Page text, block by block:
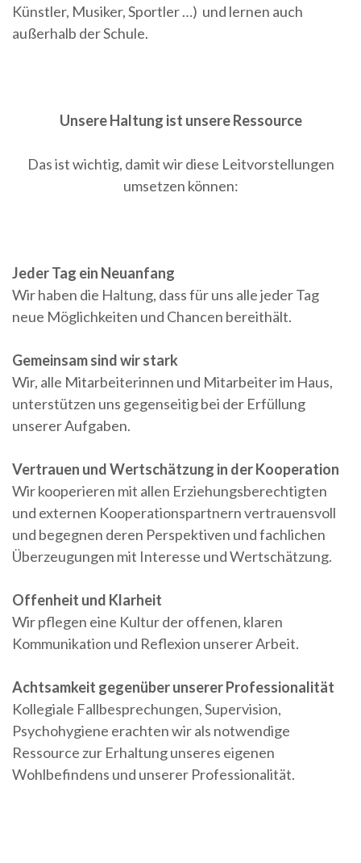
Künstler, Musiker, Sportler …) und lernen auch
außerhalb der Schule.
Unsere Haltung ist unsere Ressource
Das ist wichtig, damit wir diese Leitvorstellungen
umsetzen können:
Jeder Tag ein Neuanfang
Wir haben die Haltung, dass für uns alle jeder Tag
neue Möglichkeiten und Chancen bereithält.
Gemeinsam sind wir stark
Wir, alle Mitarbeiterinnen und Mitarbeiter im Haus,
unterstützen uns gegenseitig bei der Erfüllung
unserer Aufgaben.
Vertrauen und Wertschätzung in der Kooperation
Wir kooperieren mit allen Erziehungsberechtigten
und externen Kooperationspartnern vertrauensvoll
und begegnen deren Perspektiven und fachlichen
Überzeugungen mit Interesse und Wertschätzung.
Offenheit und Klarheit
Wir pflegen eine Kultur der offenen, klaren
Kommunikation und Reflexion unserer Arbeit.
Achtsamkeit gegenüber unserer Professionalität
Kollegiale Fallbesprechungen, Supervision,
Psychohygiene erachten wir als notwendige
Ressource zur Erhaltung unseres eigenen
Wohlbefindens und unserer Professionalität.